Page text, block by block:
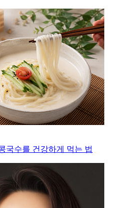
국수를 건강하게 먹는 법